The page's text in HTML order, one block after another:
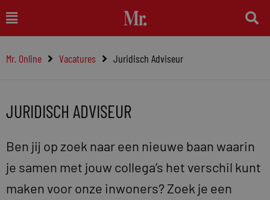
naar
inhoud
Main
Menu
Mr. Online Vacatures Juridisch Adviseur
JURIDISCH ADVISEUR
Ben jij op zoek naar een nieuwe baan waarin
je samen met jouw collega’s het verschil kunt
maken voor onze inwoners? Zoek je een